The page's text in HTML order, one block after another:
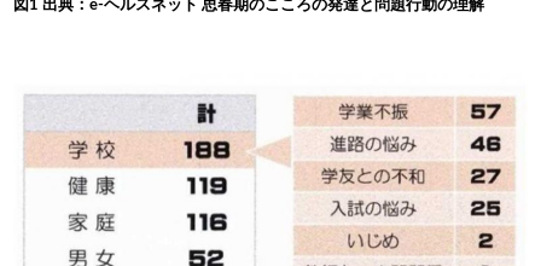
図1 出典：e-ヘルスネット 思春期のこころの発達と問題行動の理解